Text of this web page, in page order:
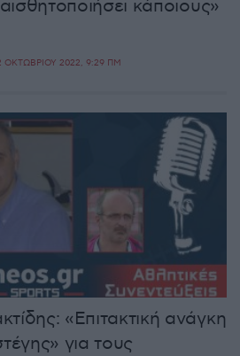
κάποιους»
ΟΚΤΩΒΡΊΟΥ 2022, 9:29 ΠΜ
«Επιτακτική ανάγκη
για τους